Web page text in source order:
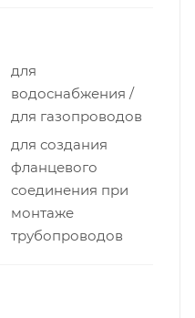
для
водоснабжения /
для газопроводов
для создания
фланцевого
соединения при
монтаже
трубопроводов